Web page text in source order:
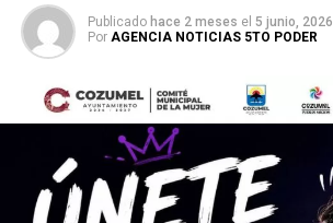
Publicado hace 2 meses el 5 junio, 2026
Por AGENCIA NOTICIAS 5TO PODER